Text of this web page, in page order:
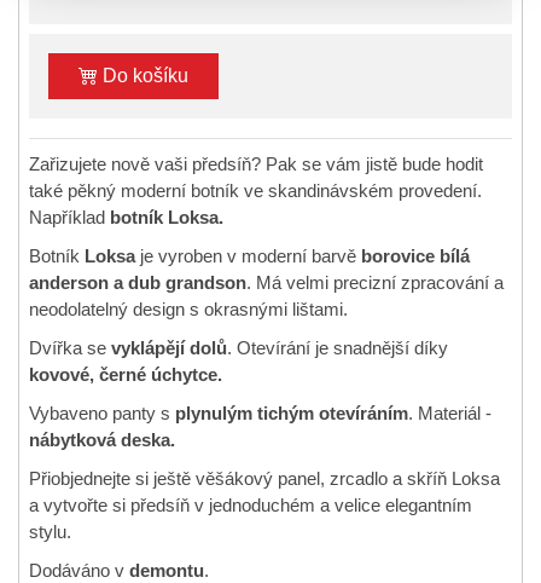
Do košíku
Zařizujete nově vaši předsíň? Pak se vám jistě bude hodit
také pěkný moderní botník ve skandinávském provedení.
Například botník Loksa.
Botník Loksaje vyroben v moderní barvě borovice bílá
anderson a dub grandson. Má velmi precizní zpracování a
neodolatelný design s okrasnými lištami.
Dvířka se vyklápějí dolů. Otevírání je snadnější díky
kovové, černé úchytce.
Vybaveno panty s plynulým tichým otevíráním. Materiál -
nábytková deska.
Přiobjednejte si ještě věšákový panel, zrcadlo a skříň Loksa
a vytvořte si předsíň v jednoduchém a velice elegantním
stylu.
Dodáváno v demontu.